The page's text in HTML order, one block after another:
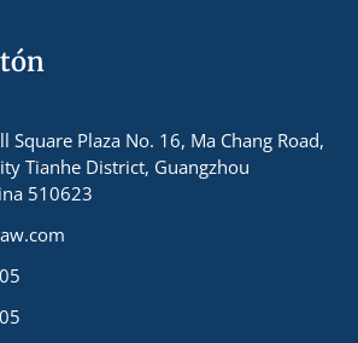
Square Plaza No. 16, Ma Chang Road,
Tianhe District, Guangzhou
510623